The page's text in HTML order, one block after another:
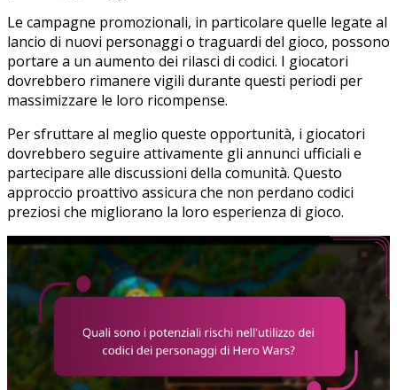
Le campagne promozionali, in particolare quelle legate al
lancio di nuovi personaggi o traguardi del gioco, possono
portare a un aumento dei rilasci di codici. I giocatori
dovrebbero rimanere vigili durante questi periodi per
massimizzare le loro ricompense.
Per sfruttare al meglio queste opportunità, i giocatori
dovrebbero seguire attivamente gli annunci ufficiali e
partecipare alle discussioni della comunità. Questo
approccio proattivo assicura che non perdano codici
preziosi che migliorano la loro esperienza di gioco.